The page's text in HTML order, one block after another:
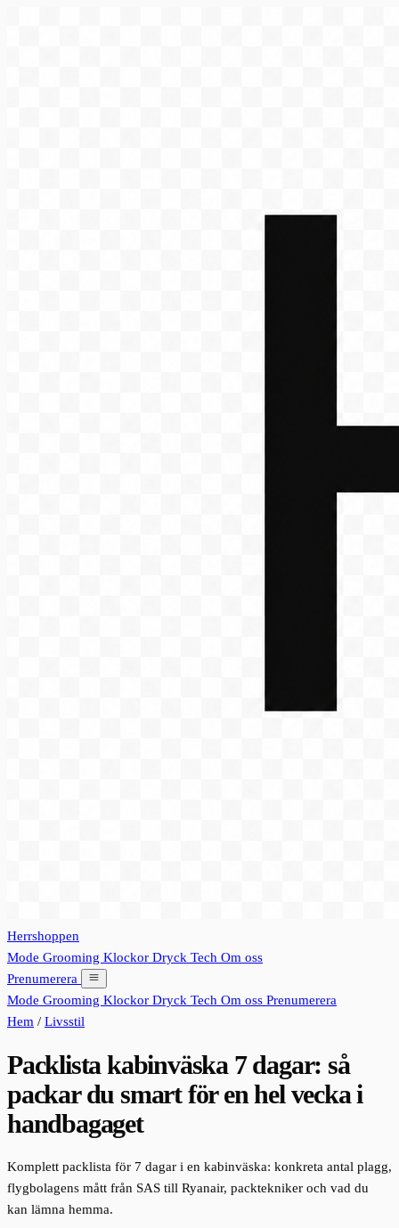
Herrshoppen
Mode Grooming Klockor Dryck Tech Om oss
Prenumerera
Mode Grooming Klockor Dryck Tech Om oss Prenumerera
Hem / Livsstil
Packlista kabinväska 7 dagar: så
packar du smart för en hel vecka i
handbagaget
Komplett packlista för 7 dagar i en kabinväska: konkreta antal plagg,
flygbolagens mått från SAS till Ryanair, packtekniker och vad du
kan lämna hemma.